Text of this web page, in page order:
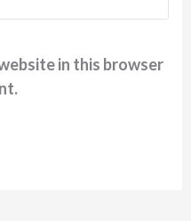
in this browser